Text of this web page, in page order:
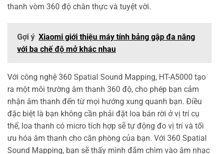
thanh vòm 360 độ chân thực và tuyệt vời.
Gợi ý Xiaomi giới thiệu máy tính bảng gập đa năng
với ba chế độ mở khác nhau
Với công nghệ 360 Spatial Sound Mapping, HT-A5000 tạo
ra một môi trường âm thanh 360 độ, cho phép bạn cảm
nhận âm thanh đến từ mọi hướng xung quanh bạn. Điều
đặc biệt là bạn không cần phải đặt loa bán rời ở vị trí cụ
thể, loa thanh có micro tích hợp sẽ tự động đo vị trí và tối
ưu hóa âm thanh cho căn phòng của bạn. Với 360 Spatial
Sound Mapping, bạn sẽ thấy mình đắm chìm vào âm nhạc